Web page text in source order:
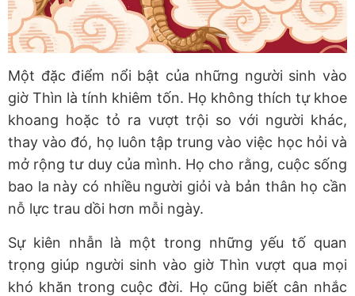
Một đặc điểm nổi bật của những người sinh vào
giờ Thìn là tính khiêm tốn. Họ không thích tự khoe
khoang hoặc tỏ ra vượt trội so với người khác,
thay vào đó, họ luôn tập trung vào việc học hỏi và
mở rộng tư duy của mình. Họ cho rằng, cuộc sống
bao la này có nhiều người giỏi và bản thân họ cần
nỗ lực trau dồi hơn mỗi ngày.
Sự kiên nhẫn là một trong những yếu tố quan
trọng giúp người sinh vào giờ Thìn vượt qua mọi
khó khăn trong cuộc đời. Họ cũng biết cân nhắc